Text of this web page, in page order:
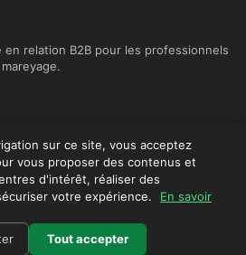
en relation B2B pour les professionnels
droits réservés © 2026 EspaceAgro.
sur ce site, vous acceptez
vous proposer des contenus et
d'intérêt, réaliser des
votre expérience.
En savoir
Tout accepter